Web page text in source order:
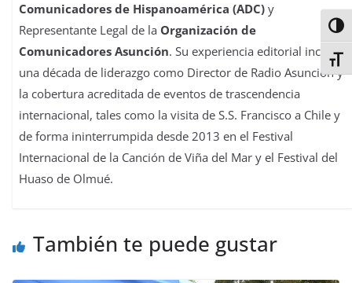
Comunicadores de Hispanoamérica (ADC) y
Representante Legal de la Organización de
Comunicadores Asunción. Su experiencia editorial incluye
una década de liderazgo como Director de Radio Asunción y
la cobertura acreditada de eventos de trascendencia
internacional, tales como la visita de S.S. Francisco a Chile y
de forma ininterrumpida desde 2013 en el Festival
Internacional de la Canción de Viña del Mar y el Festival del
Huaso de Olmué.
También te puede gustar